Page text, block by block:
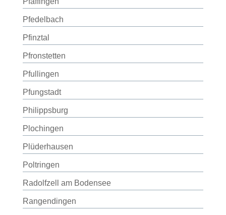
Pfedelbach
Pfinztal
Pfronstetten
Pfullingen
Pfungstadt
Philippsburg
Plochingen
Plüderhausen
Poltringen
Radolfzell am Bodensee
Rangendingen